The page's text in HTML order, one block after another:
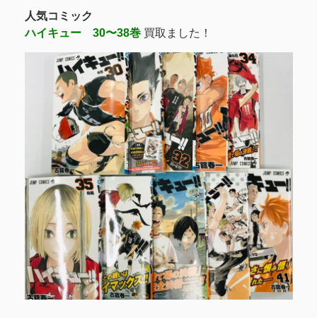
人気コミック
ハイキュー 30〜38巻買取ました！